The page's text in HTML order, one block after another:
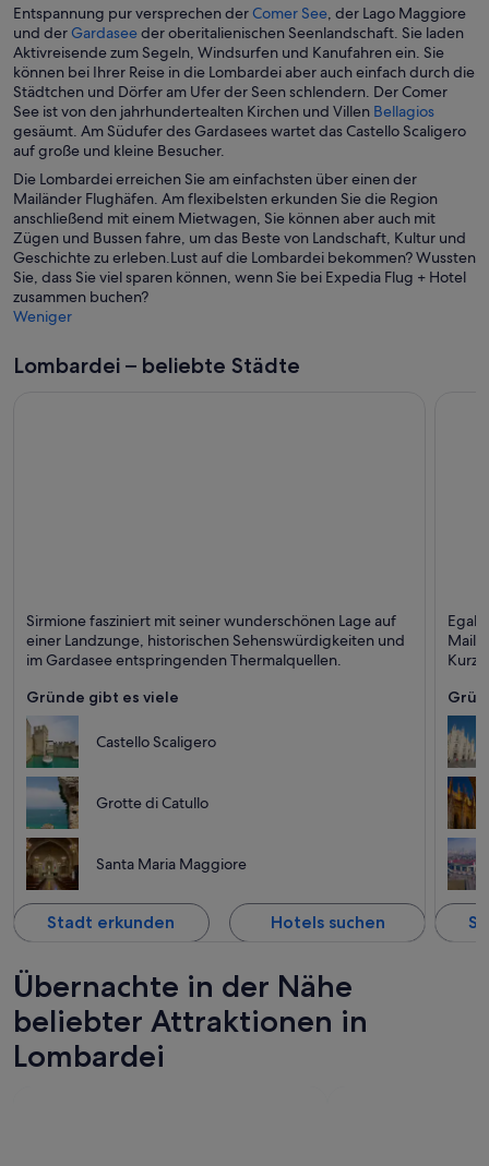
t
r
g
e
ö
f
f
n
e
t
n
e
i
n
e
m
n
e
u
e
n
F
e
n
g
n
e
i
n
e
m
n
u
e
n
F
e
n
Entspannung pur versprechen derComer SeeW
i
r
d
i
n
e
e
m
n
e
u
e
, der Lago Maggiore
und derGardaseeW
i
r
d
i
n
e
n
e
m
n
e
u
e
t
der oberitalienischen Seenlandschaft. Sie laden
Aktivreisende zum Segeln, Windsurfen und Kanufahren ein. Sie
können bei Ihrer Reise in die Lombardei aber auch einfach durch die
Städtchen und Dörfer am Ufer der Seen schlendern. Der Comer
See ist von den jahrhundertealten Kirchen und Villen BellagiosW
i
n
e
n
e
gesäumt. Am Südufer des Gardasees wartet das Castello Scaligero
auf große und kleine Besucher.
Die Lombardei erreichen Sie am einfachsten über einen der
Mailänder Flughäfen. Am flexibelsten erkunden Sie die Region
anschließend mit einem Mietwagen, Sie können aber auch mit
Zügen und Bussen fahre, um das Beste von Landschaft, Kultur und
Geschichte zu erleben.Lust auf die Lombardei bekommen? Wussten
Sie, dass Sie viel sparen können, wenn Sie bei Expedia Flug + Hotel
zusammen buchen?
Weniger
Lombardei – beliebte Städte
Seen, Historisch und Schloss/Burg
Sirmione fasziniert mit seiner wunderschönen Lage auf
einer Landzunge, historischen Sehenswürdigkeiten und
im Gardasee entspringenden Thermalquellen.
Gründe gibt es viele
Castello Scaligero
Grotte di Catullo
Santa Maria Maggiore
Stadt erkunden Hotels suchen
Egal,
Übernachte in der Nähe
beliebter Attraktionen in
Lombardei